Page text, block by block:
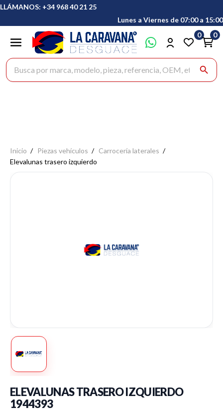
LLÁMANOS: +34 968 40 21 25
Lunes a Viernes de 07:00 a 15:00
Buscar productos
search
0 0
Inicio Piezas vehículos
Carrocería laterales
Elevalunas trasero izquierdo
ELEVALUNAS TRASERO IZQUIERDO
1944393